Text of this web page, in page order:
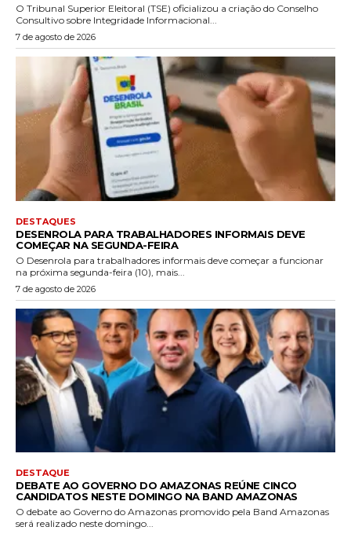
O Tribunal Superior Eleitoral (TSE) oficializou a criação do Conselho
Consultivo sobre Integridade Informacional...
7 de agosto de 2026
DESTAQUES
DESENROLA PARA TRABALHADORES INFORMAIS DEVE
COMEÇAR NA SEGUNDA-FEIRA
O Desenrola para trabalhadores informais deve começar a funcionar
na próxima segunda-feira (10), mais...
7 de agosto de 2026
DESTAQUE
DEBATE AO GOVERNO DO AMAZONAS REÚNE CINCO
CANDIDATOS NESTE DOMINGO NA BAND AMAZONAS
O debate ao Governo do Amazonas promovido pela Band Amazonas
será realizado neste domingo...